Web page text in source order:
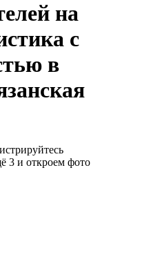
на
с
в
3 и откроем фото